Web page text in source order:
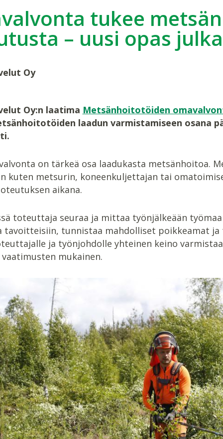
tukee
– uusi opas
Oy
Oy:n laatima Metsänhoitotöiden
laadun varmistamiseen osana
on tärkeä osa laadukasta metsänhoitoa.
kuten metsurin, koneenkuljettajan tai
aikana.
toteuttaja seuraa ja mittaa työnjälkeään
tavoitteisiin, tunnistaa mahdolliset poikkeamat
ja työnjohdolle yhteinen keino
mukainen.